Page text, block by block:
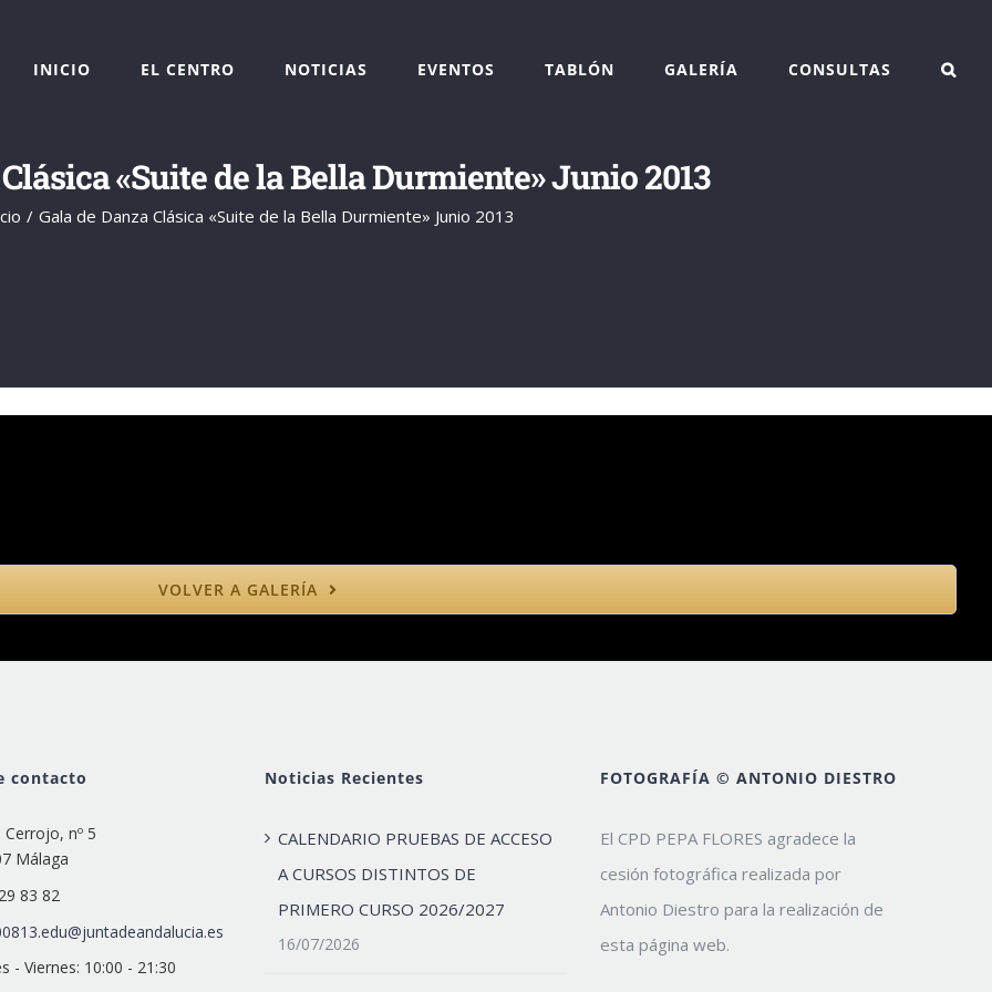
INICIO EL CENTRO NOTICIAS EVENTOS TABLÓN GALERÍA CONSULTAS
«Suite de la Bella Durmiente» Junio 2013
Gala de Danza Clásica «Suite de la Bella Durmiente» Junio 2013
VOLVER A GALERÍA
contacto
Cerrojo, nº 5
Málaga
83 82
- Viernes: 10:00 - 21:30
Noticias Recientes
CALENDARIO PRUEBAS DE ACCESO
A CURSOS DISTINTOS DE
PRIMERO CURSO 2026/2027
16/07/2026
FOTOGRAFÍA © ANTONIO DIESTRO
El CPD PEPA FLORES agradece la
cesión fotográfica realizada por
Antonio Diestro para la realización de
esta página web.